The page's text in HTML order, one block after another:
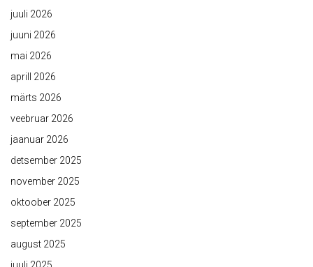
juuli 2026
juuni 2026
mai 2026
aprill 2026
märts 2026
veebruar 2026
jaanuar 2026
detsember 2025
november 2025
oktoober 2025
september 2025
august 2025